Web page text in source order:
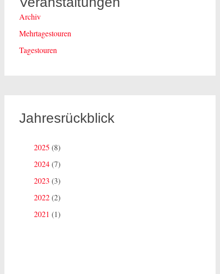
Archiv
Mehrtagestouren
Tagestouren
Jahresrückblick
2025 (8)
2024(7)
2023 (3)
2022(2)
2021 (1)